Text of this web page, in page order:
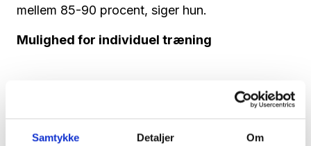
Samtykke Detaljer Om
mellem 85-90 procent, siger hun.
Mulighed for individuel træning